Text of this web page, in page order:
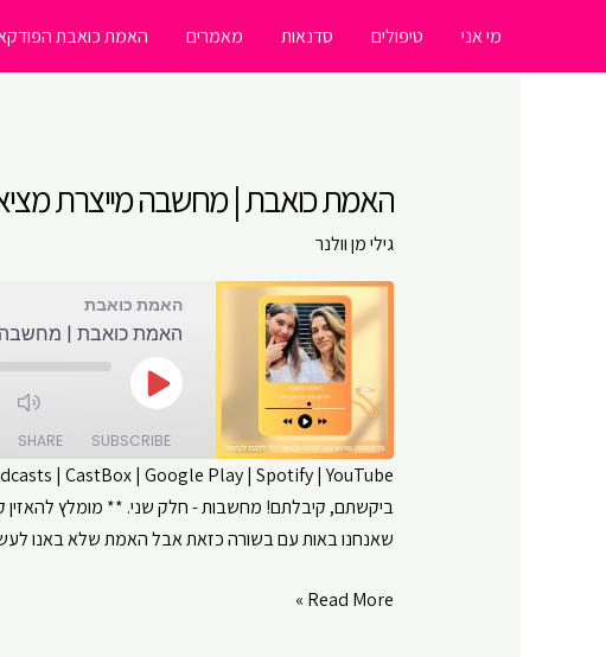
מי אני טיפולים סדנאות מאמרים האמת כואבת
האמת כואבת | מחשבה מייצרת
גילי מן וולנר
האמת כואבת
האמת כואבת | מחשבה
Play
Episode
SUBSCRIBE
SHARE
Amazon
Google Play
RSS FEED
SHARE
EMBED
|CastBox|Google Play|Spotify|YouTube
שאנחנו באות עם בשורה כזאת אבל האמת שלא באנו
האמת
Read More »